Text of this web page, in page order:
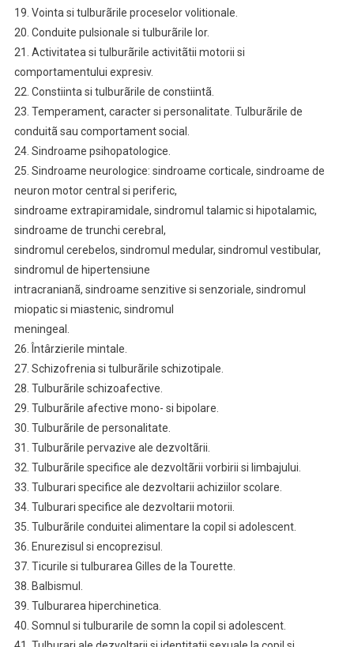
19. Vointa si tulburãrile proceselor volitionale.
20. Conduite pulsionale si tulburãrile lor.
21. Activitatea si tulburãrile activitãtii motorii si
comportamentului expresiv.
22. Constiinta si tulburãrile de constiintã.
23. Temperament, caracter si personalitate. Tulburãrile de
conduitã sau comportament social.
24. Sindroame psihopatologice.
25. Sindroame neurologice: sindroame corticale, sindroame de
neuron motor central si periferic,
sindroame extrapiramidale, sindromul talamic si hipotalamic,
sindroame de trunchi cerebral,
sindromul cerebelos, sindromul medular, sindromul vestibular,
sindromul de hipertensiune
intracranianã, sindroame senzitive si senzoriale, sindromul
miopatic si miastenic, sindromul
meningeal.
26. Întârzierile mintale.
27. Schizofrenia si tulburãrile schizotipale.
28. Tulburãrile schizoafective.
29. Tulburãrile afective mono- si bipolare.
30. Tulburãrile de personalitate.
31. Tulburãrile pervazive ale dezvoltãrii.
32. Tulburãrile specifice ale dezvoltãrii vorbirii si limbajului.
33. Tulburari specifice ale dezvoltarii achiziilor scolare.
34. Tulburari specifice ale dezvoltarii motorii.
35. Tulburãrile conduitei alimentare la copil si adolescent.
36. Enurezisul si encoprezisul.
37. Ticurile si tulburarea Gilles de la Tourette.
38. Balbismul.
39. Tulburarea hiperchinetica.
40. Somnul si tulburarile de somn la copil si adolescent.